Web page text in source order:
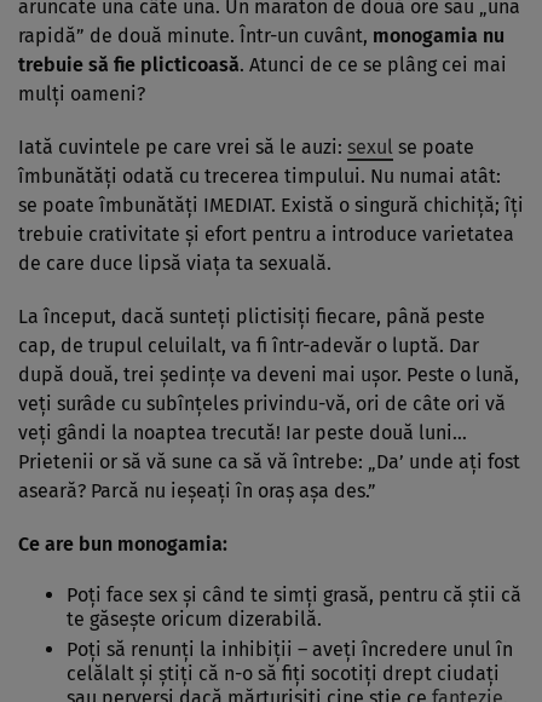
aruncate una câte una. Un maraton de două ore sau „una
rapidă” de două minute. Într-un cuvânt, monogamia nu
trebuie să fie plicticoasă. Atunci de ce se plâng cei mai
mulţi oameni?
Iată cuvintele pe care vrei să le auzi: sexul se poate
îmbunătăţi odată cu trecerea timpului. Nu numai atât:
se poate îmbunătăţi IMEDIAT. Există o singură chichiţă; îţi
trebuie crativitate şi efort pentru a introduce varietatea
de care duce lipsă viaţa ta sexuală.
La început, dacă sunteţi plictisiţi fiecare, până peste
cap, de trupul celuilalt, va fi într-adevăr o luptă. Dar
după două, trei şedinţe va deveni mai uşor. Peste o lună,
veţi surâde cu subînţeles privindu-vă, ori de câte ori vă
veţi gândi la noaptea trecută! Iar peste două luni…
Prietenii or să vă sune ca să vă întrebe: „Da’ unde aţi fost
aseară? Parcă nu ieşeaţi în oraş aşa des.”
Ce are bun monogamia:
Poţi face sex şi când te simţi grasă, pentru că ştii că
te găseşte oricum dizerabilă.
Poţi să renunţi la inhibiţii – aveţi încredere unul în
celălalt şi ştiţi că n-o să fiţi socotiţi drept ciudaţi
sau perverşi dacă mărturisiţi cine ştie ce fantezie.